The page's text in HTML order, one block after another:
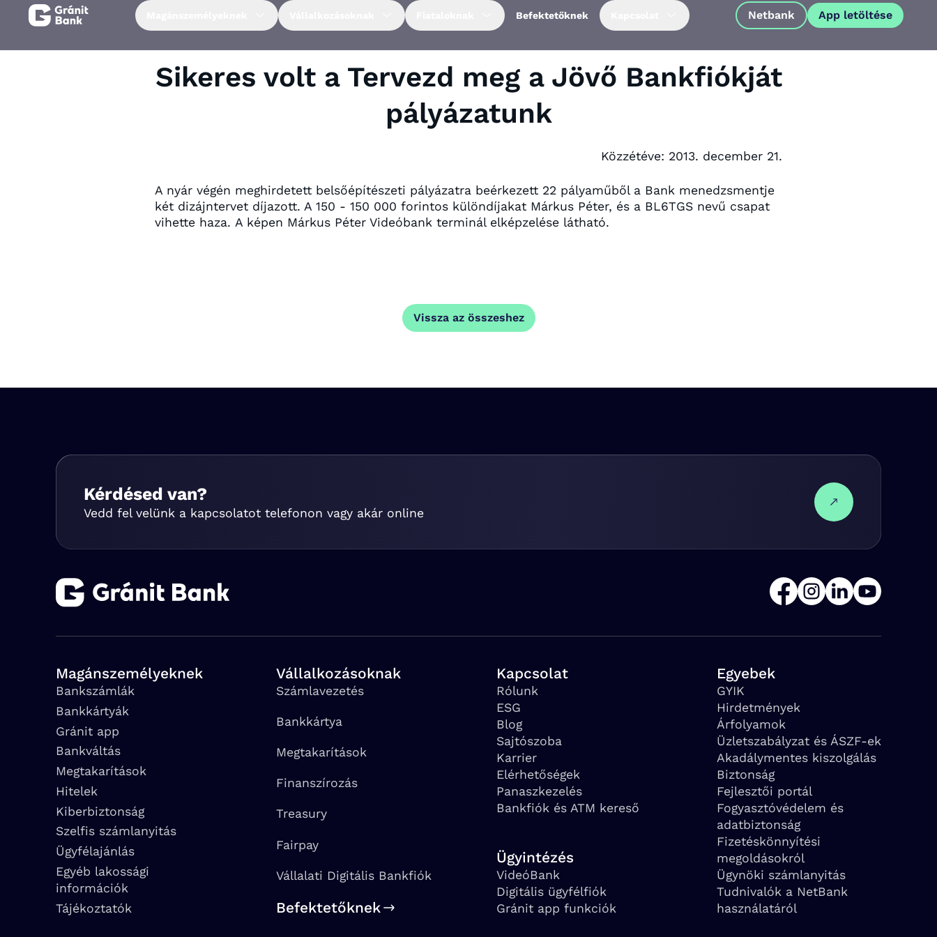
Befektetőknek Netbank App letöltése
Sikeres volt a Tervezd meg a Jövő Bankfiókját
pályázatunk
Közzétéve: 2013. december 21.
A nyár végén meghirdetett belsőépítészeti pályázatra beérkezett 22 pályaműből a Bank menedzsmentje
két dizájntervet díjazott. A 150 - 150 000 forintos különdíjakat Márkus Péter, és a BL6TGS nevű csapat
vihette haza. A képen Márkus Péter Videóbank terminál elképzelése látható.
Vissza az összeshez
Kérdésed van?
Vedd fel velünk a kapcsolatot telefonon vagy akár online
Magánszemélyeknek
Bankszámlák
Bankkártyák
Gránit app
Bankváltás
Megtakarítások
Hitelek
Kiberbiztonság
Szelfis számlanyitás
Ügyfélajánlás
Egyéb lakossági
információk
Tájékoztatók
Vállalkozásoknak
Számlavezetés
Bankkártya
Megtakarítások
Finanszírozás
Treasury
Fairpay
Vállalati Digitális Bankfiók
Befektetőknek
Kapcsolat
Rólunk
ESG
Blog
Sajtószoba
Karrier
Elérhetőségek
Panaszkezelés
Bankfiók és ATM kereső
Ügyintézés
VideóBank
Digitális ügyfélfiók
Gránit app funkciók
Egyebek
GYIK
Hirdetmények
Árfolyamok
Üzletszabályzat és ÁSZF-ek
Akadálymentes kiszolgálás
Biztonság
Fejlesztői portál
Fogyasztóvédelem és
adatbiztonság
Fizetéskönnyítési
megoldásokról
Ügynöki számlanyitás
Tudnivalók a NetBank
használatáról